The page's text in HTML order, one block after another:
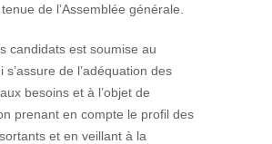
de l’Assemblée générale.
candidats est soumise au
s’assure de l’adéquation des
besoins et à l’objet de
prenant en compte le profil des
et en veillant à la